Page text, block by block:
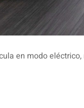
en modo